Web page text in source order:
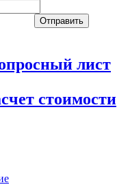
лист
стоимости